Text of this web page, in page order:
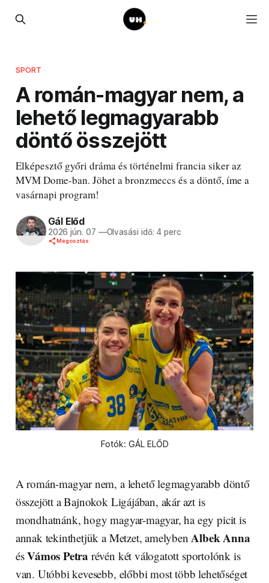
SPORT
A román-magyar nem, a
lehető legmagyarabb
döntő összejött
Elképesztő győri dráma és történelmi francia siker az
MVM Dome-ban. Jöhet a bronzmeccs és a döntő, íme a
vasárnapi program!
Gál Előd
2026 jún. 07 —Olvasási idő: 4 perc
Megosztás
Fotók: GÁL ELŐD
A román-magyar nem, a lehető legmagyarabb döntő
összejött a Bajnokok Ligájában, akár azt is
mondhatnánk, hogy magyar-magyar, ha egy picit is
annak tekinthetjük a Metzet, amelybenAlbek Anna
ésVámos Petra révén két válogatott sportolónk is
van. Utóbbi kevesebb, előbbi most több lehetőséget